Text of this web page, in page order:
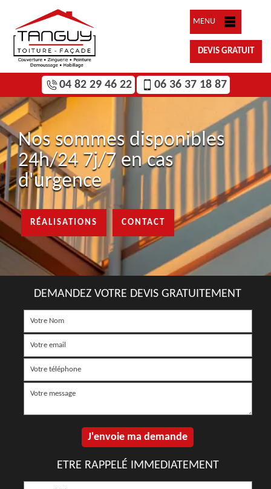
MENU
DEVIS GRATUIT
04 82 29 46 22 06 36 37 18 87
Nos sommes disponibles
24h/24 7j/7 en cas
d'urgence
RÉALISATIONS CONTACT
DEMANDEZ VOTRE DEVIS GRATUITEMENT
ETRE RAPPELÉ IMMEDIATEMENT